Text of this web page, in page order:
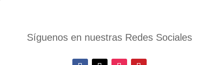
Síguenos en nuestras Redes Sociales